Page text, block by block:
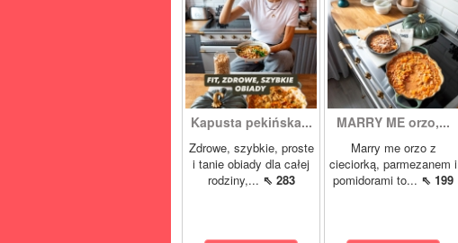
Kapusta pekińska...
Zdrowe, szybkie, proste
i tanie obiady dla całej
rodziny,... ⇖ 283
MARRY ME orzo,...
Marry me orzo z
cieciorką, parmezanem i
pomidorami to... ⇖ 199